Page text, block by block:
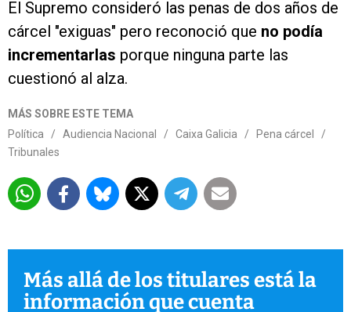
El Supremo consideró las penas de dos años de
cárcel "exiguas" pero reconoció que no podía
incrementarlas porque ninguna parte las
cuestionó al alza.
MÁS SOBRE ESTE TEMA
Política
/ Audiencia Nacional / Caixa Galicia / Pena cárcel
/
Tribunales
Más allá de los titulares está la
información que cuenta